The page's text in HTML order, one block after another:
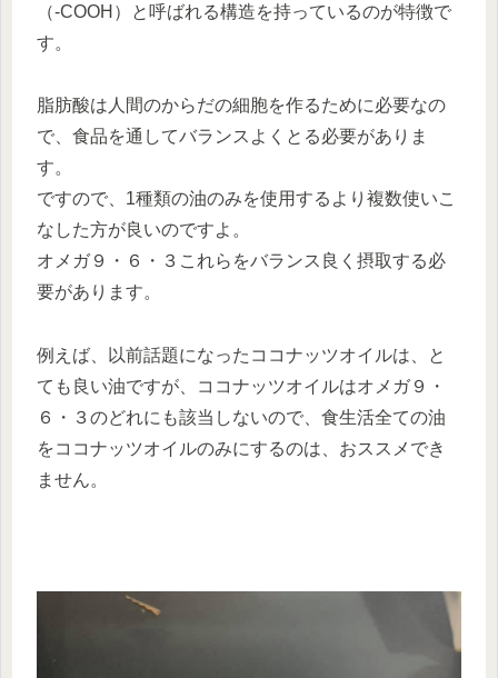
（-COOH）と呼ばれる構造を持っているのが特徴で
す。
脂肪酸は人間のからだの細胞を作るために必要なの
で、食品を通してバランスよくとる必要がありま
す。
ですので、1種類の油のみを使用するより複数使いこ
なした方が良いのですよ。
オメガ９・６・３これらをバランス良く摂取する必
要があります。
例えば、以前話題になったココナッツオイルは、と
ても良い油ですが、ココナッツオイルはオメガ９・
６・３のどれにも該当しないので、食生活全ての油
をココナッツオイルのみにするのは、おススメでき
ません。